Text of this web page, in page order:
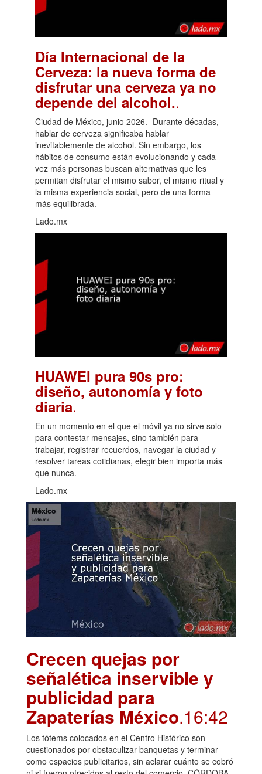
Día Internacional de la
Cerveza: la nueva forma de
disfrutar una cerveza ya no
depende del alcohol..
Ciudad de México, junio 2026.- Durante décadas,
hablar de cerveza significaba hablar
inevitablemente de alcohol. Sin embargo, los
hábitos de consumo están evolucionando y cada
vez más personas buscan alternativas que les
permitan disfrutar el mismo sabor, el mismo ritual y
la misma experiencia social, pero de una forma
más equilibrada.
Lado.mx
HUAWEI pura 90s pro:
diseño, autonomía y foto
diaria.
En un momento en el que el móvil ya no sirve solo
para contestar mensajes, sino también para
trabajar, registrar recuerdos, navegar la ciudad y
resolver tareas cotidianas, elegir bien importa más
que nunca.
Lado.mx
Crecen quejas por
señalética inservible y
publicidad para
Zapaterías México.16:42
Los tótems colocados en el Centro Histórico son
cuestionados por obstaculizar banquetas y terminar
como espacios publicitarios, sin aclarar cuánto se cobró